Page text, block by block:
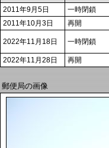
2011年9月5日 一時閉鎖
2011年10月3日
再開
2022年11月18日 一時閉鎖
2022年11月28日
再開
郵便局の画像